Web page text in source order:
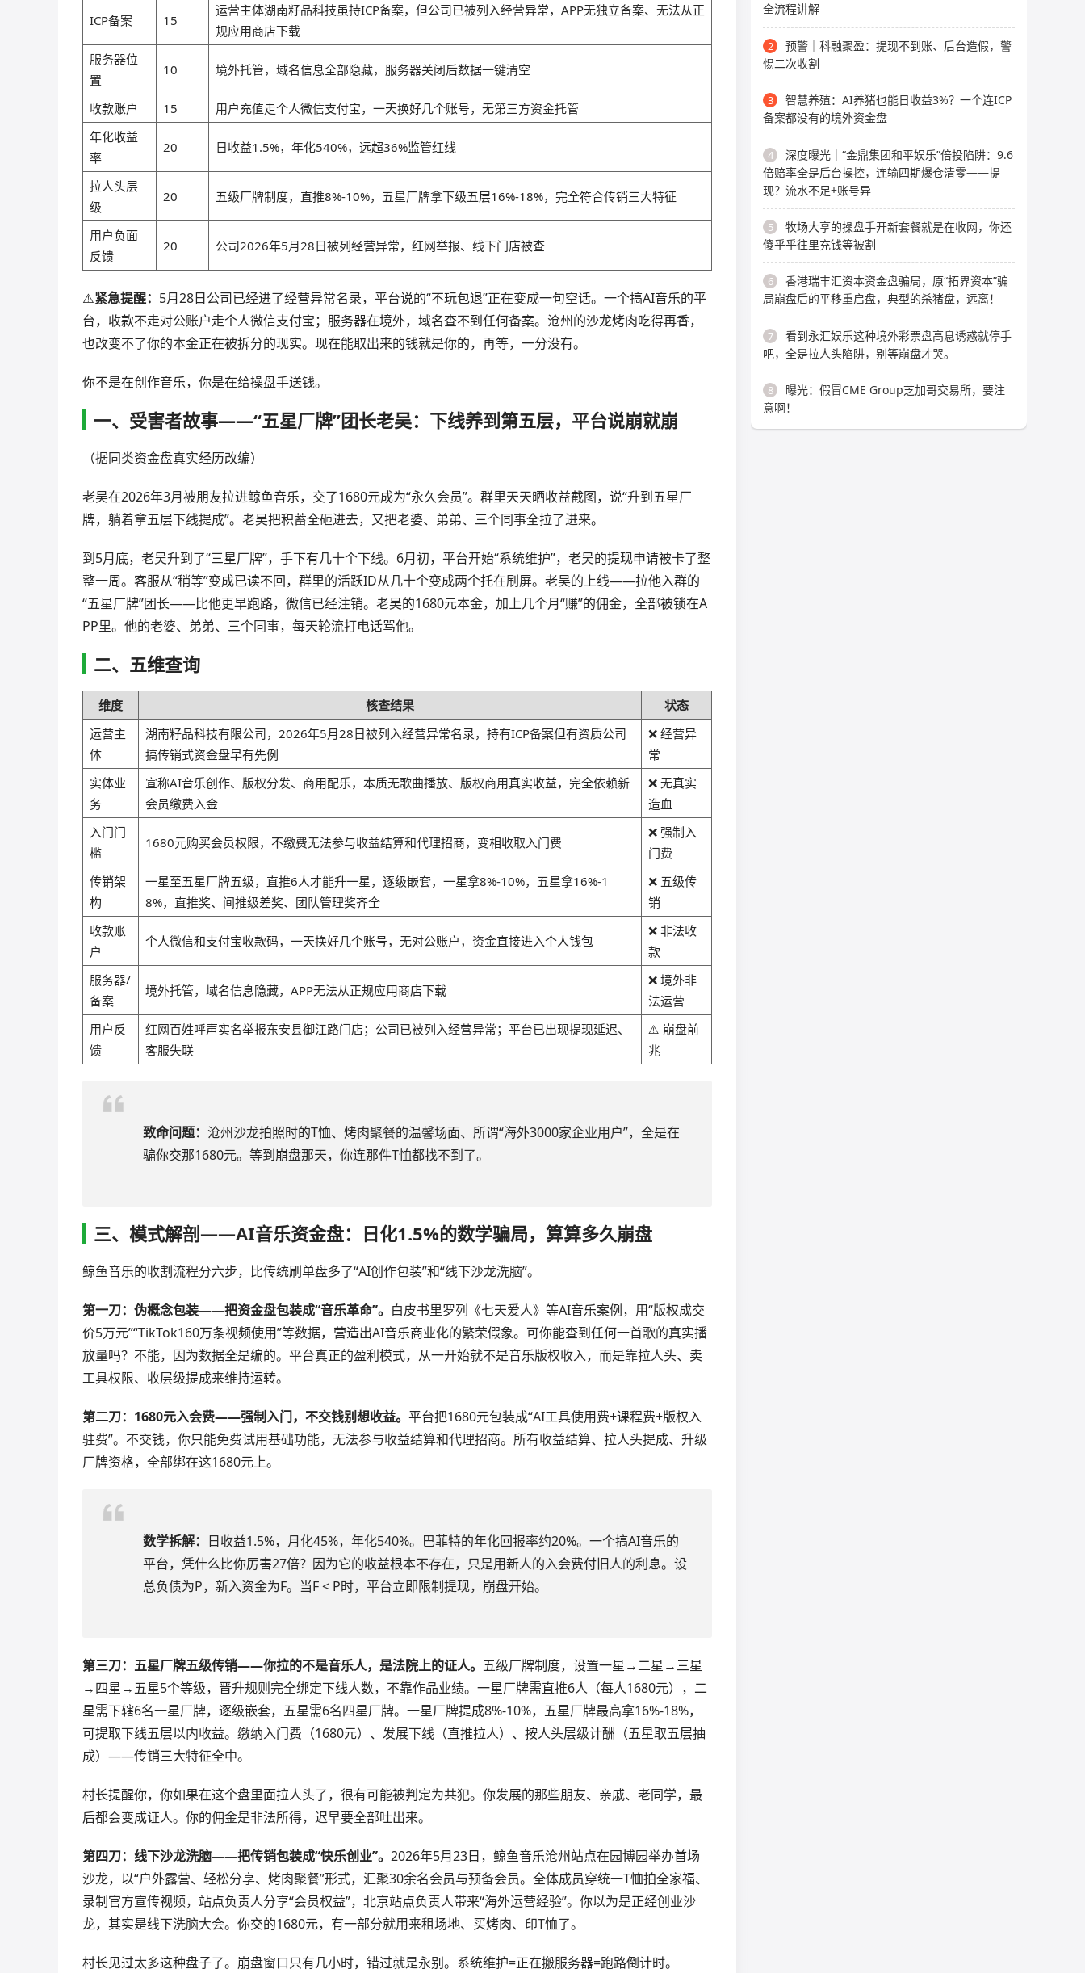
ICP备案 15
运营主体湖南籽品科技虽持ICP备案，但公司已被列入经营异常，APP无独立备案、无法从正
规应用商店下载
服务器位
置
10 境外托管，域名信息全部隐藏，服务器关闭后数据一键清空
收款账户 15
用户充值走个人微信支付宝，一天换好几个账号，无第三方资金托管
年化收益
率
20 日收益1.5%，年化540%，远超36%监管红线
拉人头层
级
20 五级厂牌制度，直推8%-10%，五星厂牌拿下级五层16%-18%，完全符合传销三大特征
用户负面
反馈
20 公司2026年5月28日被列经营异常，红网举报、线下门店被查
⚠️紧急提醒： 5月28日公司已经进了经营异常名录，平台说的“不玩包退”正在变成一句空话。一个搞AI音乐的平
台，收款不走对公账户走个人微信支付宝；服务器在境外，域名查不到任何备案。沧州的沙龙烤肉吃得再香，
也改变不了你的本金正在被拆分的现实。现在能取出来的钱就是你的，再等，一分没有。
你不是在创作音乐，你是在给操盘手送钱。
一、受害者故事——“五星厂牌”团长老吴：下线养到第五层，平台说崩就崩
（据同类资金盘真实经历改编）
老吴在2026年3月被朋友拉进鲸鱼音乐，交了1680元成为“永久会员”。群里天天晒收益截图，说“升到五星厂
牌，躺着拿五层下线提成”。老吴把积蓄全砸进去，又把老婆、弟弟、三个同事全拉了进来。
到5月底，老吴升到了“三星厂牌”，手下有几十个下线。6月初，平台开始“系统维护”，老吴的提现申请被卡了整
整一周。客服从“稍等”变成已读不回，群里的活跃ID从几十个变成两个托在刷屏。老吴的上线——拉他入群的
“五星厂牌”团长——比他更早跑路，微信已经注销。老吴的1680元本金，加上几个月“赚”的佣金，全部被锁在A
PP里。他的老婆、弟弟、三个同事，每天轮流打电话骂他。
二、五维查询
维度 核查结果
状态
运营主
体
湖南籽品科技有限公司，2026年5月28日被列入经营异常名录，持有ICP备案但有资质公司
搞传销式资金盘早有先例
❌ 经营异
常
实体业
务
宣称AI音乐创作、版权分发、商用配乐，本质无歌曲播放、版权商用真实收益，完全依赖新
会员缴费入金
❌ 无真实
造血
入门门
槛
1680元购买会员权限，不缴费无法参与收益结算和代理招商，变相收取入门费
❌ 强制入
门费
传销架
构
一星至五星厂牌五级，直推6人才能升一星，逐级嵌套，一星拿8%-10%，五星拿16%-1
8%，直推奖、间推级差奖、团队管理奖齐全
❌ 五级传
销
收款账
户
个人微信和支付宝收款码，一天换好几个账号，无对公账户，资金直接进入个人钱包
❌ 非法收
款
服务器/
备案
境外托管，域名信息隐藏，APP无法从正规应用商店下载
❌ 境外非
法运营
用户反
馈
红网百姓呼声实名举报东安县御江路门店；公司已被列入经营异常；平台已出现提现延迟、
客服失联
⚠️ 崩盘前
兆
致命问题： 沧州沙龙拍照时的T恤、烤肉聚餐的温馨场面、所谓“海外3000家企业用户”，全是在
骗你交那1680元。等到崩盘那天，你连那件T恤都找不到了。
三、模式解剖——AI音乐资金盘：日化1.5%的数学骗局，算算多久崩盘
鲸鱼音乐的收割流程分六步，比传统刷单盘多了“AI创作包装”和“线下沙龙洗脑”。
第一刀：伪概念包装——把资金盘包装成“音乐革命”。 白皮书里罗列《七天爱人》等AI音乐案例，用“版权成交
价5万元”“TikTok160万条视频使用”等数据，营造出AI音乐商业化的繁荣假象。可你能查到任何一首歌的真实播
放量吗？不能，因为数据全是编的。平台真正的盈利模式，从一开始就不是音乐版权收入，而是靠拉人头、卖
工具权限、收层级提成来维持运转。
第二刀：1680元入会费——强制入门，不交钱别想收益。 平台把1680元包装成“AI工具使用费+课程费+版权入
驻费”。不交钱，你只能免费试用基础功能，无法参与收益结算和代理招商。所有收益结算、拉人头提成、升级
厂牌资格，全部绑在这1680元上。
数学拆解： 日收益1.5%，月化45%，年化540%。巴菲特的年化回报率约20%。一个搞AI音乐的
平台，凭什么比你厉害27倍？因为它的收益根本不存在，只是用新人的入会费付旧人的利息。设
总负债为P，新入资金为F。当F < P时，平台立即限制提现，崩盘开始。
第三刀：五星厂牌五级传销——你拉的不是音乐人，是法院上的证人。 五级厂牌制度，设置一星→二星→三星
→四星→五星5个等级，晋升规则完全绑定下线人数，不靠作品业绩。一星厂牌需直推6人（每人1680元），二
星需下辖6名一星厂牌，逐级嵌套，五星需6名四星厂牌。一星厂牌提成8%-10%，五星厂牌最高拿16%-18%，
可提取下线五层以内收益。缴纳入门费（1680元）、发展下线（直推拉人）、按人头层级计酬（五星取五层抽
成）——传销三大特征全中。
村长提醒你，你如果在这个盘里面拉人头了，很有可能被判定为共犯。你发展的那些朋友、亲戚、老同学，最
后都会变成证人。你的佣金是非法所得，迟早要全部吐出来。
第四刀：线下沙龙洗脑——把传销包装成“快乐创业”。 2026年5月23日，鲸鱼音乐沧州站点在园博园举办首场
沙龙，以“户外露营、轻松分享、烤肉聚餐”形式，汇聚30余名会员与预备会员。全体成员穿统一T恤拍全家福、
录制官方宣传视频，站点负责人分享“会员权益”，北京站点负责人带来“海外运营经验”。你以为是正经创业沙
龙，其实是线下洗脑大会。你交的1680元，有一部分就用来租场地、买烤肉、印T恤了。
村长见过太多这种盘子了。崩盘窗口只有几小时，错过就是永别。系统维护=正在搬服务器=跑路倒计时。
全流程讲解
2
预警｜科融聚盈：提现不到账、后台造假，警
惕二次收割
3
智慧养殖：AI养猪也能日收益3%？一个连ICP
备案都没有的境外资金盘
4
深度曝光｜“金鼎集团和平娱乐”倍投陷阱：9.6
倍赔率全是后台操控，连输四期爆仓清零——提
现？流水不足+账号异
5
牧场大亨的操盘手开新套餐就是在收网，你还
傻乎乎往里充钱等被割
6
香港瑞丰汇资本资金盘骗局，原“拓界资本”骗
局崩盘后的平移重启盘，典型的杀猪盘，远离！
7
看到永汇娱乐这种境外彩票盘高息诱惑就停手
吧，全是拉人头陷阱，别等崩盘才哭。
8
曝光：假冒CME Group芝加哥交易所，要注
意啊！